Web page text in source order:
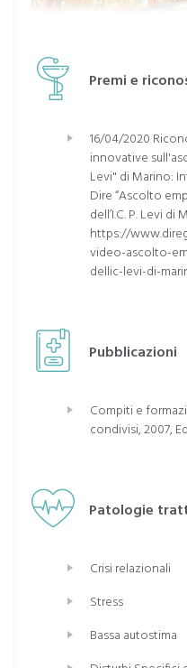
Premi e
16/04/2020
innovative
Levi" di Marino:
Dire “Ascolto
dell’I.C. P. Levi di
https://
video-ascolto-
dellic-levi-di-
Pubblicazioni
Compiti e
condivisi, 2007,
Patologie
Crisi relazionali
Stress
Bassa autostima